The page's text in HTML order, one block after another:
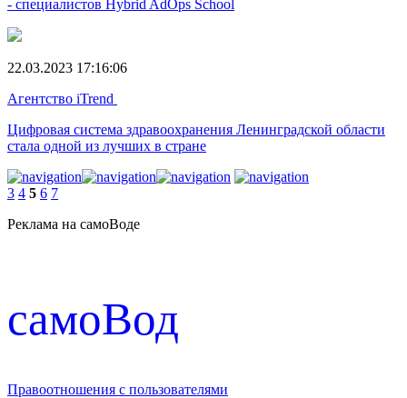
- специалистов Hybrid AdOps School
22.03.2023 17:16:06
Агентство iTrend
Цифровая система здравоохранения Ленинградской области
стала одной из лучших в стране
3 4 5 6 7
Реклама на самоВоде
cамоВод
Правоотношения с пользователями